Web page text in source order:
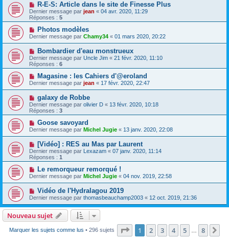
R-E-S: Article dans le site de Finesse Plus
Dernier message par jean « 04 avr. 2020, 11:29
Réponses : 5
Photos modèles
Dernier message par Chamy34 « 01 mars 2020, 20:22
Bombardier d'eau monstrueux
Dernier message par Uncle Jim « 21 févr. 2020, 11:10
Réponses : 6
Magasine : les Cahiers d'@eroland
Dernier message par jean « 17 févr. 2020, 22:47
galaxy de Robbe
Dernier message par olivier D « 13 févr. 2020, 10:18
Réponses : 3
Goose savoyard
Dernier message par Michel Jugie « 13 janv. 2020, 22:08
[Vidéo] : RES au Mas par Laurent
Dernier message par Lexazam « 07 janv. 2020, 11:14
Réponses : 1
Le remorqueur remorqué !
Dernier message par Michel Jugie « 04 nov. 2019, 22:58
Vidéo de l'Hydralagou 2019
Dernier message par thomasbeauchamp2003 « 12 oct. 2019, 21:36
Nouveau sujet
Marquer les sujets comme lus • 296 sujets Page 1sur8
1 2 3 4 5 8